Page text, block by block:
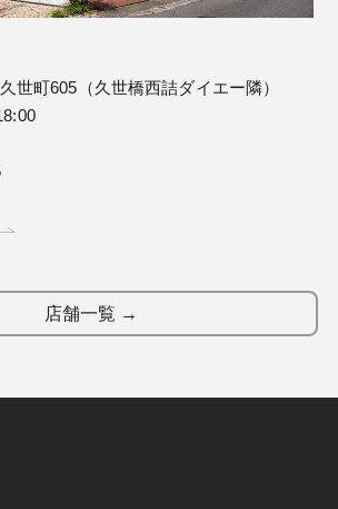
世町605（久世橋西詰ダイエー隣）
店舗一覧 →